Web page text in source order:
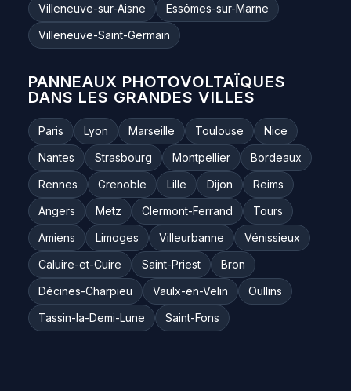
Villeneuve-sur-Aisne
Essômes-sur-Marne
Villeneuve-Saint-Germain
PANNEAUX PHOTOVOLTAÏQUES
DANS LES GRANDES VILLES
Paris Lyon Marseille Toulouse
Nice
Nantes
Strasbourg Montpellier
Bordeaux
Rennes
Grenoble Lille Dijon
Reims
Angers
Metz Clermont-Ferrand
Tours
Amiens
Limoges Villeurbanne
Vénissieux
Caluire-et-Cuire
Saint-Priest
Bron
Décines-Charpieu
Vaulx-en-Velin
Oullins
Tassin-la-Demi-Lune
Saint-Fons